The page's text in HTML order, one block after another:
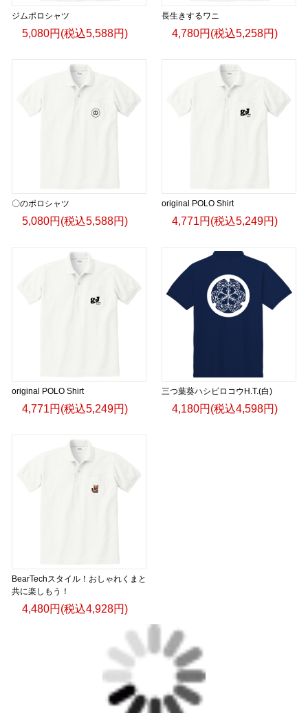
ジムポロシャツ
5,080円(税込5,588円)
長生きするワニ
4,780円(税込5,258円)
〇のポロシャツ
5,080円(税込5,588円)
original POLO Shirt
4,771円(税込5,249円)
original POLO Shirt
4,771円(税込5,249円)
三つ葉葵ハシビロコウH.T.(白)
4,180円(税込4,598円)
BearTechスタイル！おしゃれくまと
共に楽しもう！
4,480円(税込4,928円)